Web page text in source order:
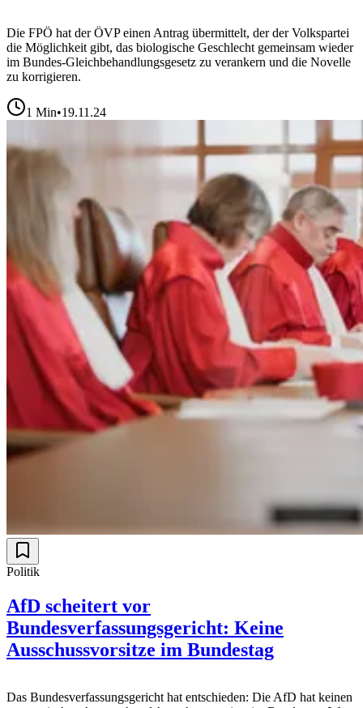
Die FPÖ hat der ÖVP einen Antrag übermittelt, der der Volkspartei
die Möglichkeit gibt, das biologische Geschlecht gemeinsam wieder
im Bundes-Gleichbehandlungsgesetz zu verankern und die Novelle
zu korrigieren.
1 Min•19.11.24
Politik
AfD scheitert vor
Bundesverfassungsgericht: Keine
Ausschussvorsitze im Bundestag
Das Bundesverfassungsgericht hat entschieden: Die AfD hat keinen